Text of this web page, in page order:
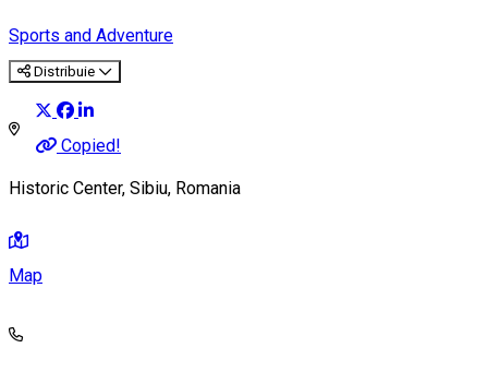
Sports and Adventure
Distribuie
Copied!
Historic Center, Sibiu, Romania
Map